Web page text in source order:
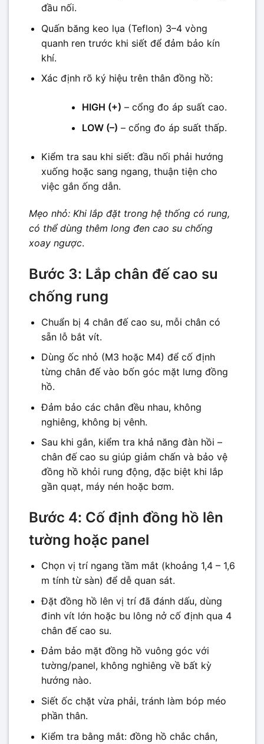
đầu nối.
Quấn băng keo lụa (Teflon) 3–4 vòng
quanh ren trước khi siết để đảm bảo kín
khí.
Xác định rõ ký hiệu trên thân đồng hồ:
HIGH (+) – cổng đo áp suất cao.
LOW (–) – cổng đo áp suất thấp.
Kiểm tra sau khi siết: đầu nối phải hướng
xuống hoặc sang ngang, thuận tiện cho
việc gắn ống dẫn.
Mẹo nhỏ: Khi lắp đặt trong hệ thống có rung,
có thể dùng thêm long đen cao su chống
xoay ngược.
Bước 3: Lắp chân đế cao su
chống rung
Chuẩn bị 4 chân đế cao su, mỗi chân có
sẵn lỗ bắt vít.
Dùng ốc nhỏ (M3 hoặc M4) để cố định
từng chân đế vào bốn góc mặt lưng đồng
hồ.
Đảm bảo các chân đều nhau, không
nghiêng, không bị vênh.
Sau khi gắn, kiểm tra khả năng đàn hồi –
chân đế cao su giúp giảm chấn và bảo vệ
đồng hồ khỏi rung động, đặc biệt khi lắp
gần quạt, máy nén hoặc bơm.
Bước 4: Cố định đồng hồ lên
tường hoặc panel
Chọn vị trí ngang tầm mắt (khoảng 1,4 – 1,6
m tính từ sàn) để dễ quan sát.
Đặt đồng hồ lên vị trí đã đánh dấu, dùng
đinh vít lớn hoặc bu lông nở cố định qua 4
chân đế cao su.
Đảm bảo mặt đồng hồ vuông góc với
tường/panel, không nghiêng về bất kỳ
hướng nào.
Siết ốc chặt vừa phải, tránh làm bóp méo
phần thân.
Kiểm tra bằng mắt: đồng hồ chắc chắn,